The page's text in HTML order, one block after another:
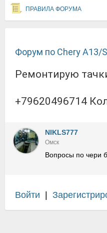
ПРАВИЛА ФОРУМА
Форум по Chery A13/
Ремонтирую тачки пишите звоните
+79620496714
NIKLS777
Омск
Вопросы по чери
Войти